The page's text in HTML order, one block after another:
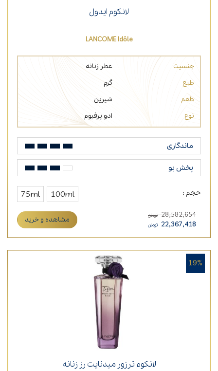
لانکوم ایدول
LANCOME Idôle
جنسیت
عطر زنانه
طبع
گرم
طعم
شیرین
نوع
ادو پرفیوم
ماندگاری
پخش بو
حجم : 100ml
75ml
28,582,654 تومان
22,367,418 تومان
مشاهده و خرید
لانکوم ترزور میدنایت رز زنانه
19%